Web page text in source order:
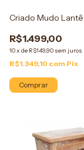
Criado Mudo Lantê
R$1.499,00
10x de R$149,90 sem juros
R$1.349,10 com Pix
Comprar